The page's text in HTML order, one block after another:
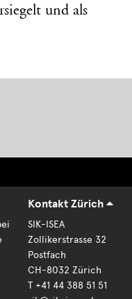
und als
Kontakt Zürich
SIK-ISEA
Zollikerstrasse 32
Postfach
CH-8032 Zürich
T +41 44 388 51 51